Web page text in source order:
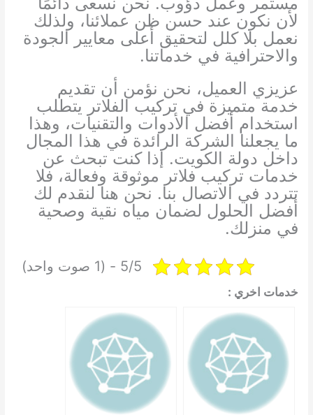
لأن نكون عند حسن ظن عملائنا، ولذلك
نعمل بلا كلل لتحقيق أعلى معايير الجودة
والاحترافية في خدماتنا.
عزيزي العميل، نحن نؤمن أن تقديم
خدمة متميزة في تركيب الفلاتر يتطلب
استخدام أفضل الأدوات والتقنيات، وهذا
ما يجعلنا الشركة الرائدة في هذا المجال
داخل دولة الكويت. إذا كنت تبحث عن
خدمات تركيب فلاتر موثوقة وفعالة، فلا
تتردد في الاتصال بنا. نحن هنا لنقدم لك
أفضل الحلول لضمان مياه نقية وصحية
في منزلك.
5/5 - (1 صوت واحد)
خدمات اخري :